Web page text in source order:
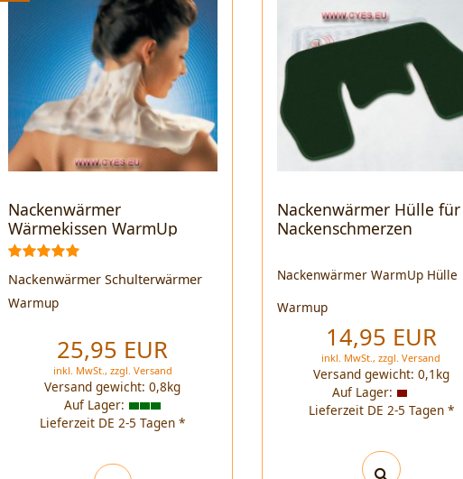
Nackenwärmer
Wärmekissen WarmUp
Nackenwärmer Schulterwärmer
Warmup
25,95 EUR
inkl. MwSt., zzgl. Versand
Versand gewicht:0,8kg
Auf Lager:
Lieferzeit DE 2-5 Tagen *
Nackenwärmer Hülle für
Nackenschmerzen
Nackenwärmer WarmUp Hülle
Warmup
14,95 EUR
inkl. MwSt., zzgl.Versand
Versand gewicht: 0,1 kg
Auf Lager:
Lieferzeit DE 2-5 Tagen *